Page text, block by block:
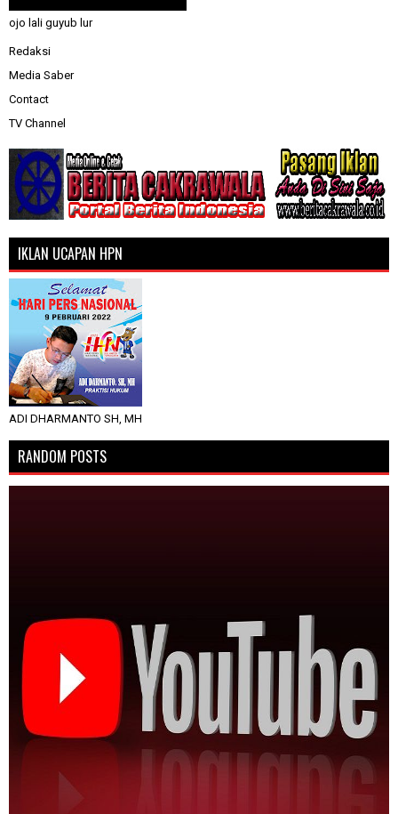
ojo lali guyub lur
Redaksi
Media Saber
Contact
TV Channel
IKLAN UCAPAN HPN
ADI DHARMANTO SH, MH
RANDOM POSTS